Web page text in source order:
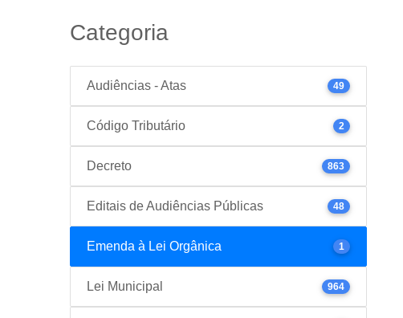
Categoria
Audiências - Atas 49
Código Tributário 2
Decreto 863
Editais de Audiências Públicas 48
Emenda à Lei Orgânica 1
Lei Municipal 964